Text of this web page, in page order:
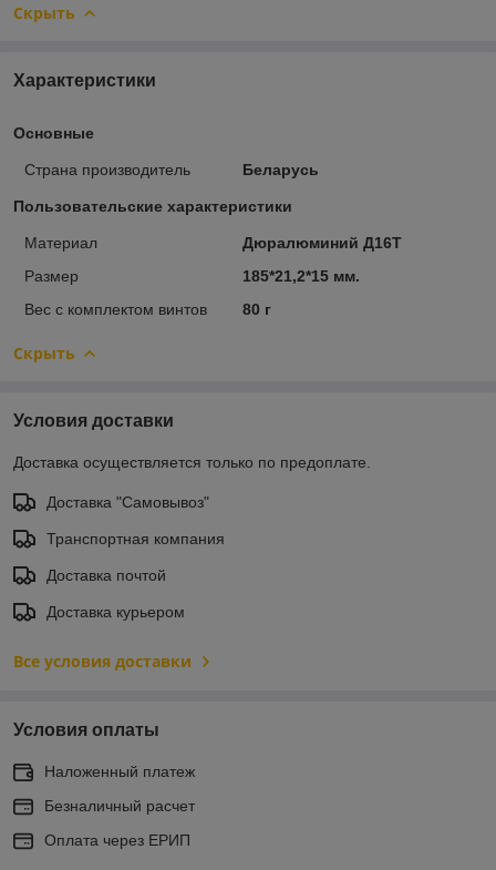
Скрыть
Характеристики
Основные
Страна производитель Беларусь
Пользовательские характеристики
Материал
Дюралюминий Д16Т
Размер
185*21,2*15 мм.
Вес с комплектом винтов
80 г
Скрыть
Условия доставки
Доставка осуществляется только по предоплате.
Доставка "Самовывоз"
Транспортная компания
Доставка почтой
Доставка курьером
Все условия доставки
Условия оплаты
Наложенный платеж
Безналичный расчет
Оплата через ЕРИП